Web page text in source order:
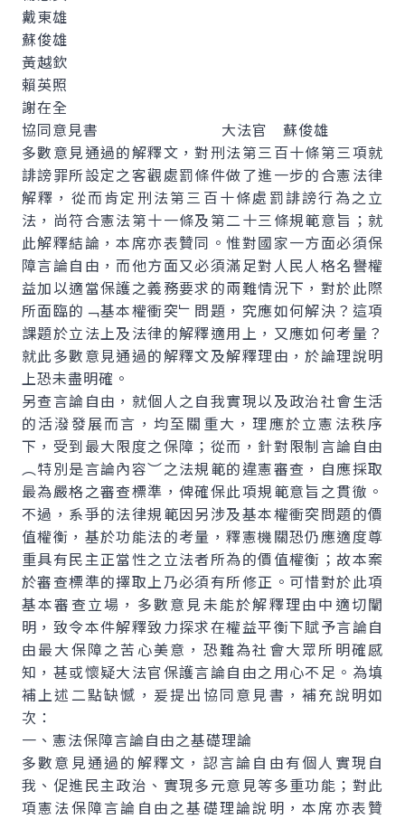
戴東雄
蘇俊雄
黃越欽
賴英照
謝在全
協同意見書 大法官 蘇俊雄
多數意見通過的解釋文，對刑法第三百十條第三項就
誹謗罪所設定之客觀處罰條件做了進一步的合憲法律
解釋，從而肯定刑法第三百十條處罰誹謗行為之立
法，尚符合憲法第十一條及第二十三條規範意旨；就
此解釋結論，本席亦表贊同。惟對國家一方面必須保
障言論自由，而他方面又必須滿足對人民人格名譽權
益加以適當保護之義務要求的兩難情況下，對於此際
所面臨的﹁基本權衝突﹂問題，究應如何解決？這項
課題於立法上及法律的解釋適用上，又應如何考量？
就此多數意見通過的解釋文及解釋理由，於論理說明
上恐未盡明確。
另查言論自由，就個人之自我實現以及政治社會生活
的活潑發展而言，均至關重大，理應於立憲法秩序
下，受到最大限度之保障；從而，針對限制言論自由
︵特別是言論內容︶之法規範的違憲審查，自應採取
最為嚴格之審查標準，俾確保此項規範意旨之貫徹。
不過，系爭的法律規範因另涉及基本權衝突問題的價
值權衡，基於功能法的考量，釋憲機關恐仍應適度尊
重具有民主正當性之立法者所為的價值權衡；故本案
於審查標準的擇取上乃必須有所修正。可惜對於此項
基本審查立場，多數意見未能於解釋理由中適切闡
明，致令本件解釋致力探求在權益平衡下賦予言論自
由最大保障之苦心美意，恐難為社會大眾所明確感
知，甚或懷疑大法官保護言論自由之用心不足。為填
補上述二點缺憾，爰提出協同意見書，補充說明如
次：
一、憲法保障言論自由之基礎理論
多數意見通過的解釋文，認言論自由有個人實現自
我、促進民主政治、實現多元意見等多重功能；對此
項憲法保障言論自由之基礎理論說明，本席亦表贊